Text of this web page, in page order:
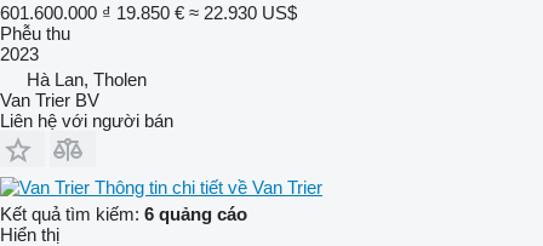
601.600.000 ₫ 19.850 € ≈ 22.930 US$
Phễu thu
2023
Hà Lan, Tholen
Van Trier BV
Liên hệ với người bán
Thông tin chi tiết về Van Trier
Kết quả tìm kiếm: 6 quảng cáo
Hiển thị